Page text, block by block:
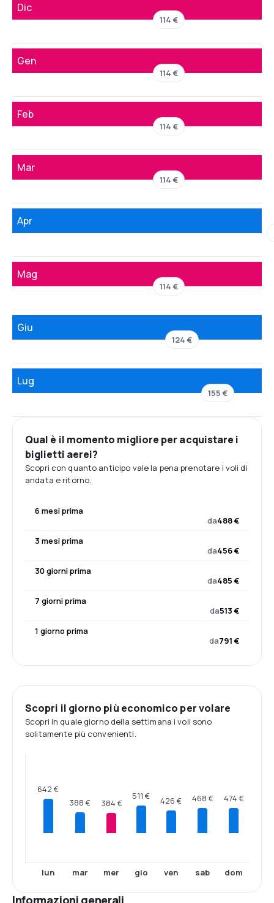
Dic
114 €
Gen
114 €
Feb
114 €
Mar
114 €
Apr
Mag
114 €
Giu
124 €
Lug
155 €
Qual è il momento migliore per acquistare i
biglietti aerei?
Scopri con quanto anticipo vale la pena prenotare i voli di
andata e ritorno.
6 mesi prima
da488 €
3 mesi prima
da456 €
30 giorni prima
da485 €
7 giorni prima
da513 €
1 giorno prima
da791 €
Scopri il giorno più economico per volare
Scopri in quale giorno della settimana i voli sono
solitamente più convenienti.
642 €
lun
388 €
mar
384 €
mer
511 €
gio
426 €
ven
468 €
sab
474 €
dom
Informazioni generali